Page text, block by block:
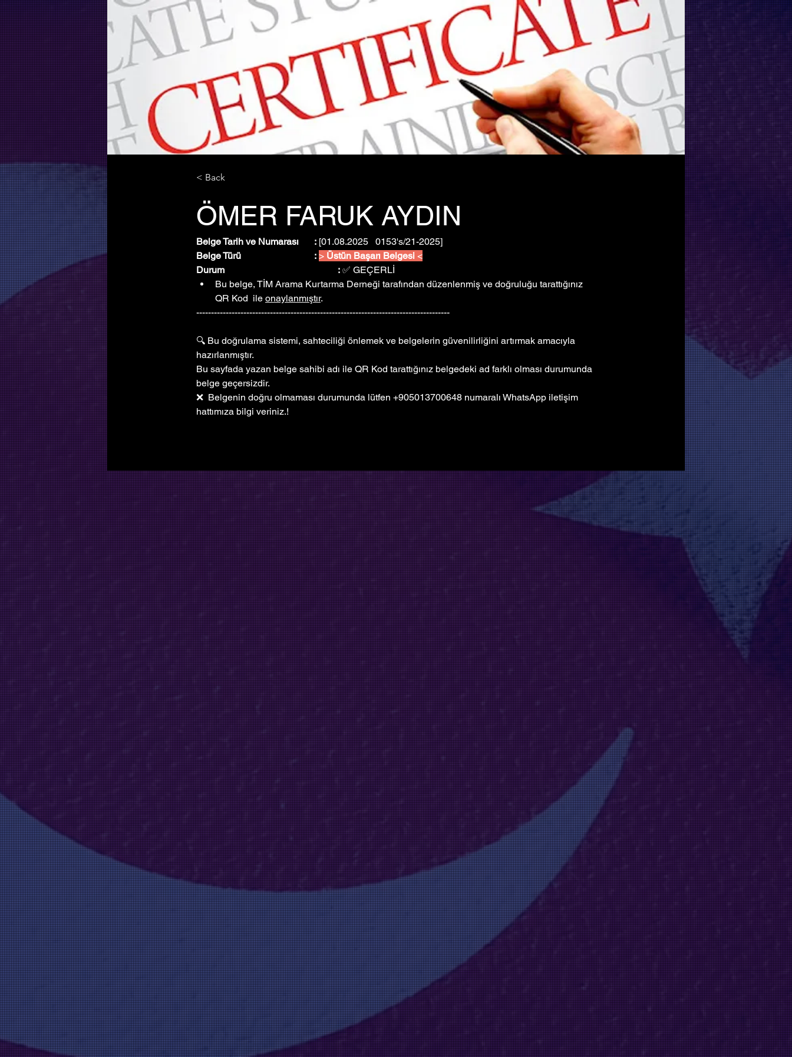
< Back
ÖMER FARUK AYDIN
Belge Tarih ve Numarası	: [01.08.2025   0153's/21-2025]
Belge Türü				: > Üstün Başarı Belgesi <
Durum					: ✅ GEÇERLİ
Bu belge, TİM Arama Kurtarma Derneği tarafından düzenlenmiş ve doğruluğu tarattığınız
QR Kod  ile onaylanmıştır.
--------------------------------------------------------------------------------------
🔍 Bu doğrulama sistemi, sahteciliği önlemek ve belgelerin güvenilirliğini artırmak amacıyla
hazırlanmıştır.
Bu sayfada yazan belge sahibi adı ile QR Kod tarattığınız belgedeki ad farklı olması durumunda
belge geçersizdir.
❌  Belgenin doğru olmaması durumunda lütfen +905013700648 numaralı WhatsApp iletişim
hattımıza bilgi veriniz.!